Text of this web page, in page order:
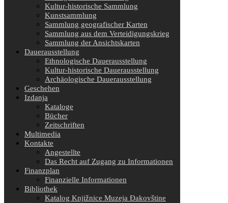
Kultur-historische Sammlung
Kunstsammlung
Sammlung geografischer Karten
Sammlung aus dem Verteidigungskrieg
Sammlung der Ansichtskarten
Dauerausstellung
Ethnologische Dauerausstellung
Kultur-historische Dauerausstellung
Archäologische Dauerausstellung
Geschehen
Izdanja
Kataloge
Bücher
Zeitschriften
Multimedia
Kontakte
Angestellte
Das Recht auf Zugang zu Informationen
Finanzplan
Finanzielle Informationen
Bibliothek
Katalog Knjižnice Muzeja Đakovštine